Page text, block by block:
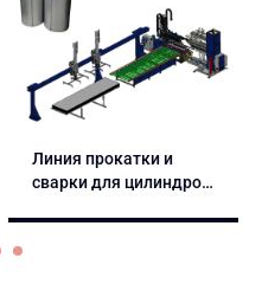
Линия прокатки и
сварки для цилиндров